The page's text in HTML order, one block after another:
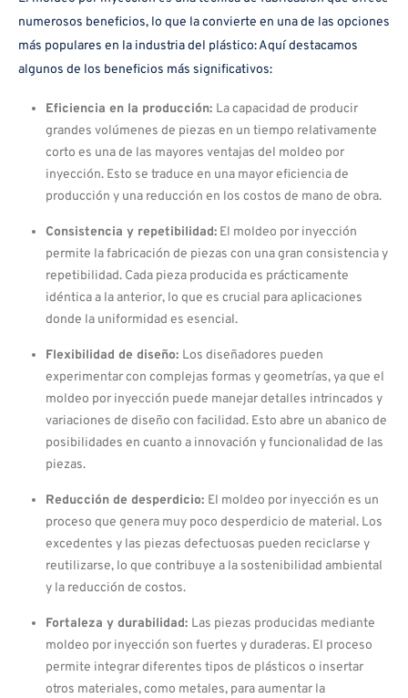
numerosos beneficios, lo que la convierte en una de las opciones
más populares en la industria del plástico: Aquí destacamos
algunos de los beneficios más significativos:
Eficiencia en la producción: La capacidad de producir
grandes volúmenes de piezas en un tiempo relativamente
corto es una de las mayores ventajas del moldeo por
inyección. Esto se traduce en una mayor eficiencia de
producción y una reducción en los costos de mano de obra.
Consistencia y repetibilidad:El moldeo por inyección
permite la fabricación de piezas con una gran consistencia y
repetibilidad. Cada pieza producida es prácticamente
idéntica a la anterior, lo que es crucial para aplicaciones
donde la uniformidad es esencial.
Flexibilidad de diseño: Los diseñadores pueden
experimentar con complejas formas y geometrías, ya que el
moldeo por inyección puede manejar detalles intrincados y
variaciones de diseño con facilidad. Esto abre un abanico de
posibilidades en cuanto a innovación y funcionalidad de las
piezas.
Reducción de desperdicio: El moldeo por inyección es un
proceso que genera muy poco desperdicio de material. Los
excedentes y las piezas defectuosas pueden reciclarse y
reutilizarse, lo que contribuye a la sostenibilidad ambiental
y la reducción de costos.
Fortaleza y durabilidad: Las piezas producidas mediante
moldeo por inyección son fuertes y duraderas. El proceso
permite integrar diferentes tipos de plásticos o insertar
otros materiales, como metales, para aumentar la